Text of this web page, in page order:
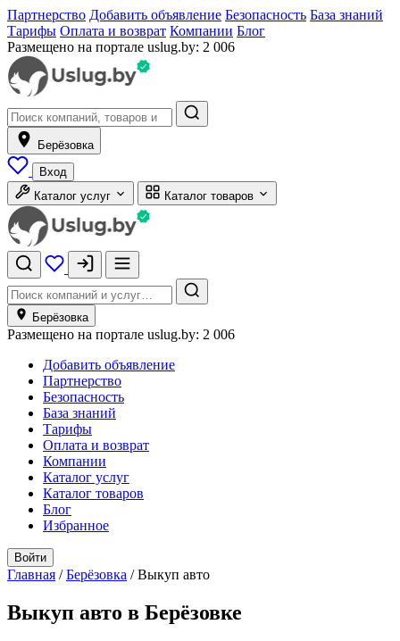
Партнерство Добавить объявление Безопасность База знаний
Тарифы Оплата и возврат Компании Блог
Размещено на портале uslug.by: 2 006
Берёзовка
Вход
Каталог услуг
Каталог товаров
Берёзовка
Размещено на портале uslug.by: 2 006
Добавить объявление
Партнерство
Безопасность
База знаний
Тарифы
Оплата и возврат
Компании
Каталог услуг
Каталог товаров
Блог
Избранное
Войти
Главная / Берёзовка / Выкуп авто
Выкуп авто в Берёзовке